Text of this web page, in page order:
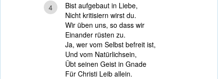
4
Bist aufgebaut in Liebe,
Nicht kritisiern wirst du.
Wir üben uns, so dass wir
Einander rüsten zu.
Ja, wer vom Selbst befreit ist,
Und vom Natürlichsein,
Übt seinen Geist in Gnade
Für Christi Leib allein.